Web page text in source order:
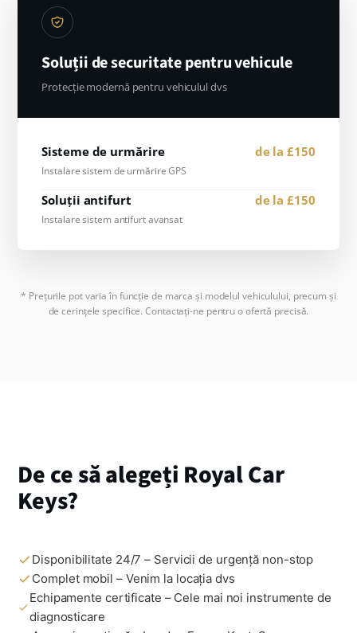
Soluții de securitate pentru vehicule
Protecție modernă pentru vehiculul dvs
Sisteme de urmărire de la £150
Instalare sistem de urmărire GPS
Soluții antifurt de la £150
Instalare sistem antifurt avansat
* Prețurile pot varia în funcție de marca și modelul vehiculului, precum și
de cerințele specifice. Contactați-ne pentru o ofertă precisă.
De ce să alegeți Royal Car
Keys?
Disponibilitate 24/7 – Servicii de urgență non-stop
Complet mobil – Venim la locația dvs
Echipamente certificate – Cele mai noi instrumente de
diagnosticare